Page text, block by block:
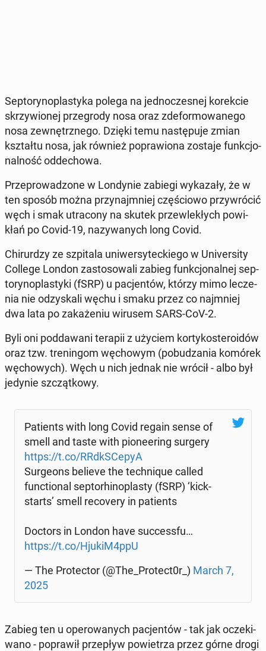
Sep­to­ry­no­pla­sty­ka polega na jed­no­cze­snej ko­rek­cie
skrzy­wio­nej prze­gro­dy nosa oraz zde­for­mo­wa­ne­go
nosa ze­wnętrz­ne­go. Dzięki temu na­stę­pu­je zmian
kształ­tu nosa, jak również po­pra­wio­na zostaje funk­cjo­
nal­ność od­de­cho­wa.
Prze­pro­wa­dzo­ne w Lon­dy­nie zabiegi wy­ka­za­ły, że w
ten sposób można przy­naj­mniej czę­ścio­wo przy­wró­cić
węch i smak utra­co­ny na skutek prze­wle­kłych po­wi­
kłań po Covid-19, na­zy­wa­nych long Covid.
Chi­rur­dzy ze szpi­ta­la uni­wer­sy­tec­kie­go w Uni­ver­si­ty
College London za­sto­so­wa­li zabieg funk­cjo­nal­nej sep­
to­ry­no­pla­sty­ki (fSRP) u pa­cjen­tów, którzy mimo le­cze­
nia nie od­zy­ska­li węchu i smaku przez co naj­mniej
dwa lata po za­ka­że­niu wirusem SARS-CoV-2.
Byli oni pod­da­wa­ni terapii z użyciem kor­ty­ko­ste­ro­idów
oraz tzw. tre­nin­gom wę­cho­wym (po­bu­dza­nia komórek
wę­cho­wych). Węch u nich jednak nie wrócił - albo był
jedynie szcząt­ko­wy.
Pa­tients with long Covid regain sense of
smell and taste with pio­ne­ering surgery
https://t.co/RRdk­SCe­pyA
Sur­ge­ons believe the tech­ni­que called
func­tio­nal sep­tor­hi­no­pla­sty (fSRP) ‘kick­
starts’ smell re­co­ve­ry in pa­tients
Doctors in London have suc­cess­fu…
https://t.co/HjukiM4ppU
— The Pro­tec­tor (@The_Protect0r_) March 7,
2025
Zabieg ten u ope­ro­wa­nych pa­cjen­tów - tak jak ocze­ki­
wa­no - po­pra­wił prze­pływ po­wie­trza przez górne drogi